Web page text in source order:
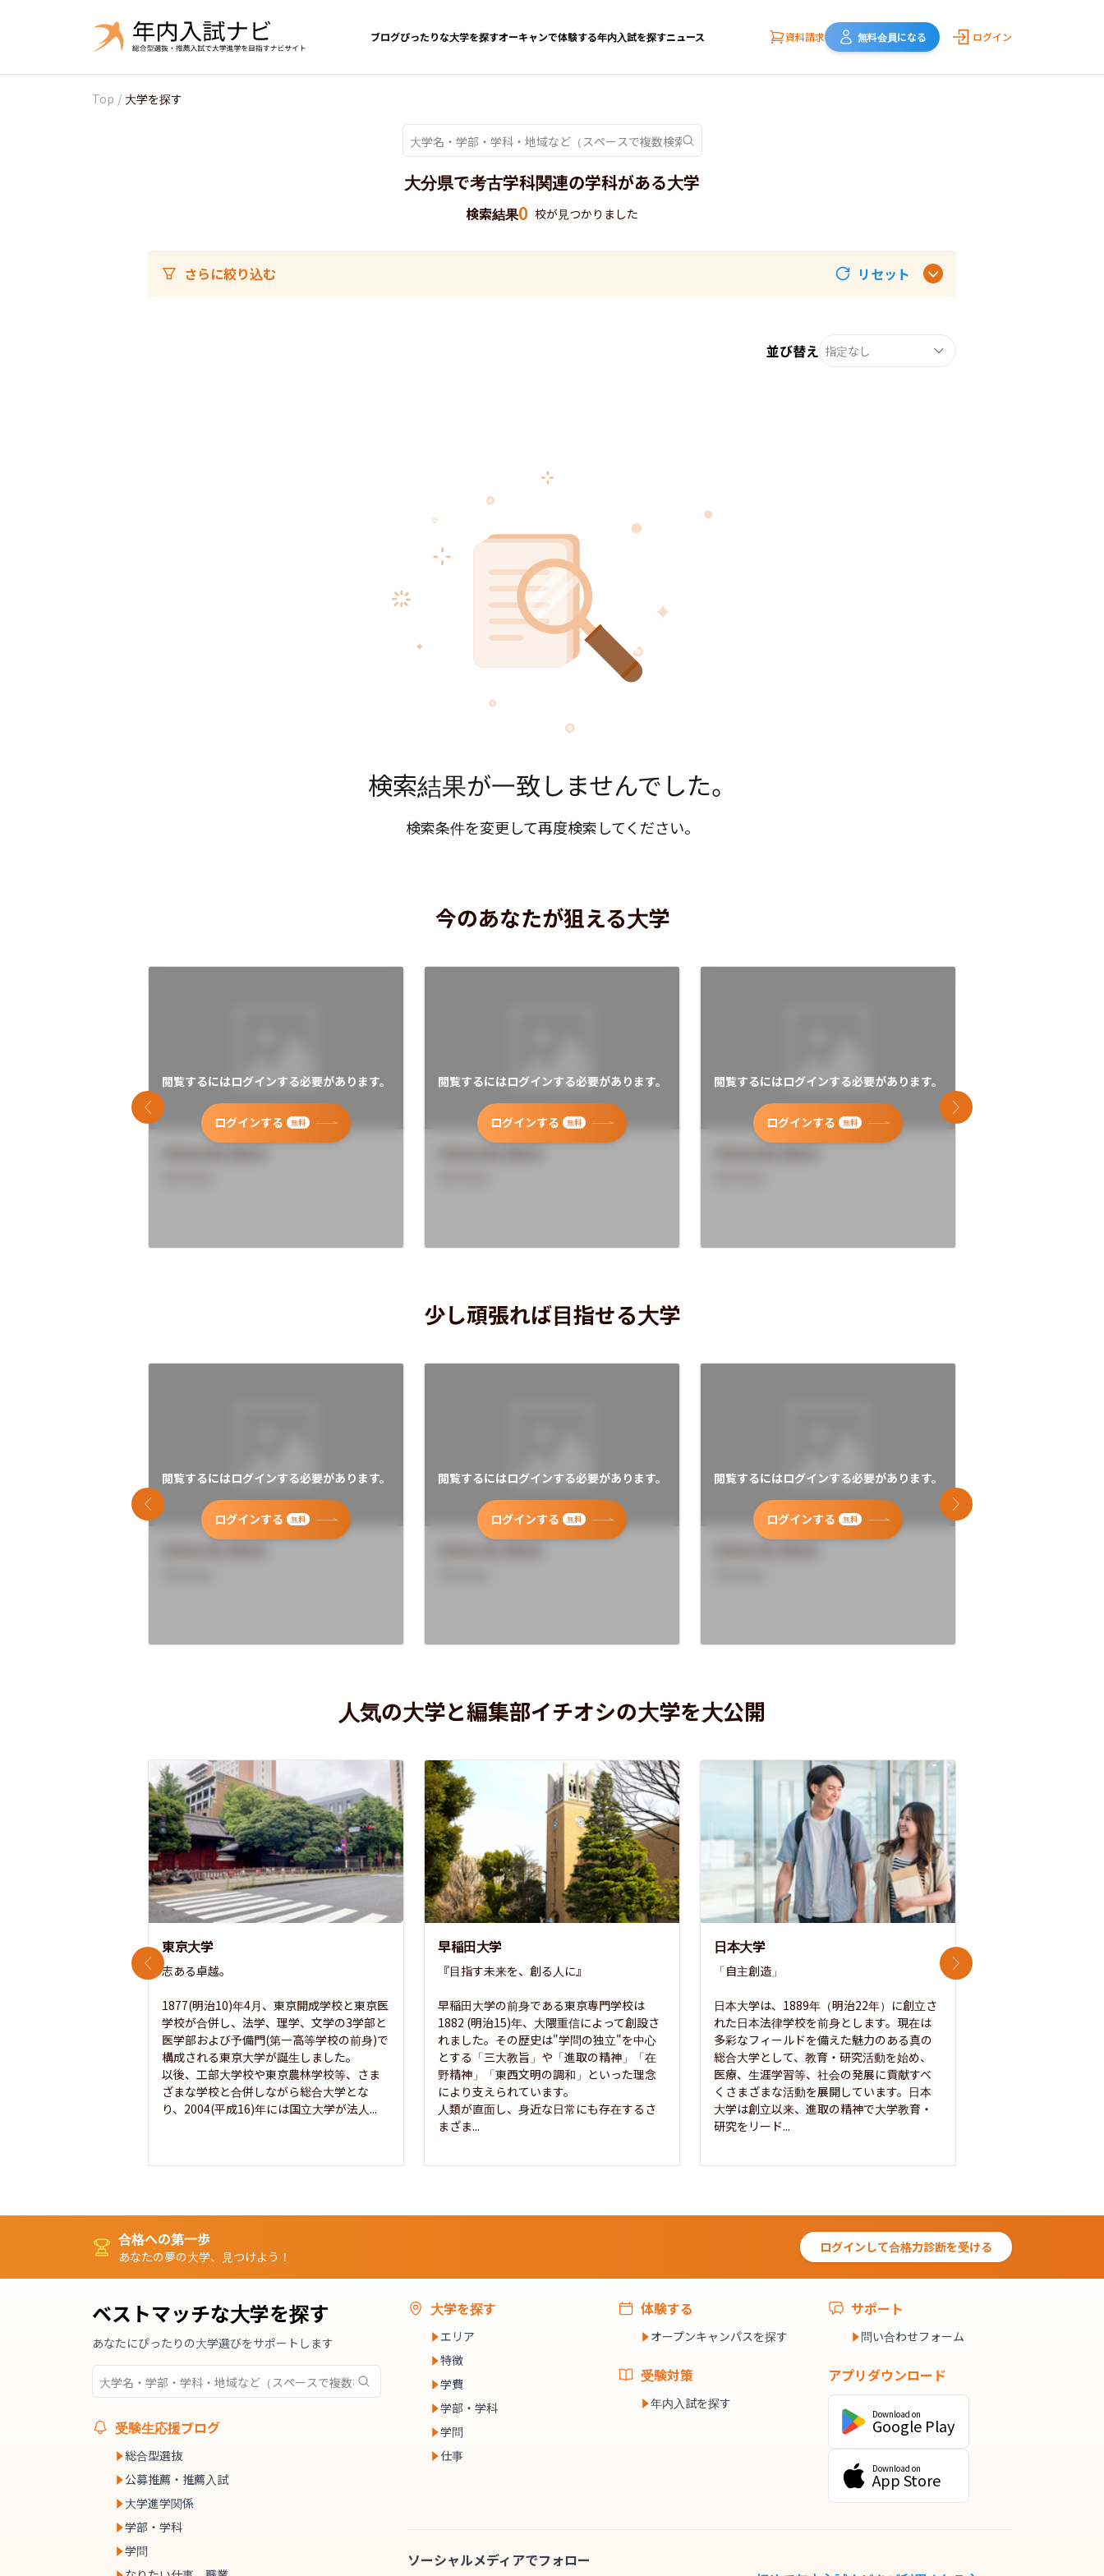
ブログぴったりな大学を探すオーキャンで体験する年内入試を探すニュース 資料請求 無料会員になる ログイン
Top / 大学を探す
大分県で考古学科関連の学科がある大学
検索結果0 校が見つかりました
さらに絞り込む リセット
並び替え 指定なし
検索結果が一致しませんでした。
検索条件を変更して再度検索してください。
今のあなたが狙える大学
閲覧するにはログインする必要があります。
ログインする 無料
閲覧するにはログインする必要があります。
ログインする 無料
閲覧するにはログインする必要があります。
ログインする 無料
前のスライド 次のスライド
少し頑張れば目指せる大学
閲覧するにはログインする必要があります。
ログインする 無料
閲覧するにはログインする必要があります。
ログインする 無料
閲覧するにはログインする必要があります。
ログインする 無料
前のスライド 次のスライド
人気の大学と編集部イチオシの大学を大公開
東京大学
志ある卓越。
1877(明治10)年4月、東京開成学校と東京医
学校が合併し、法学、理学、文学の3学部と
医学部および予備門(第一高等学校の前身)で
構成される東京大学が誕生しました。
以後、工部大学校や東京農林学校等、さま
ざまな学校と合併しながら総合大学とな
り、2004(平成16)年には国立大学が法人...
早稲田大学
『目指す未来を、創る人に』
早稲田大学の前身である東京専門学校は
1882 (明治15)年、大隈重信によって創設さ
れました。その歴史は"学問の独立"を中心
とする「三大教旨」や「進取の精神」「在
野精神」「東西文明の調和」といった理念
により支えられています。
人類が直面し、身近な日常にも存在するさ
まざま...
日本大学
「自主創造」
日本大学は、1889年（明治22年）に創立さ
れた日本法律学校を前身とします。現在は
多彩なフィールドを備えた魅力のある真の
総合大学として、教育・研究活動を始め、
医療、生涯学習等、社会の発展に貢献すべ
くさまざまな活動を展開しています。日本
大学は創立以来、進取の精神で大学教育・
研究をリード...
前のスライド 次のスライド
合格への第一歩
あなたの夢の大学、見つけよう！
ログインして合格力診断を受ける
ベストマッチな大学を探す
あなたにぴったりの大学選びをサポートします
受験生応援ブログ
総合型選抜
公募推薦・推薦入試
大学進学関係
学部・学科
学問
大学を探す
エリア
特徴
学費
学部・学科
学問
仕事
体験する
オープンキャンパスを探す
受験対策
年内入試を探す
サポート
問い合わせフォーム
アプリダウンロード
Download on
Google Play
Download on
App Store
ソーシャルメディアでフォロー